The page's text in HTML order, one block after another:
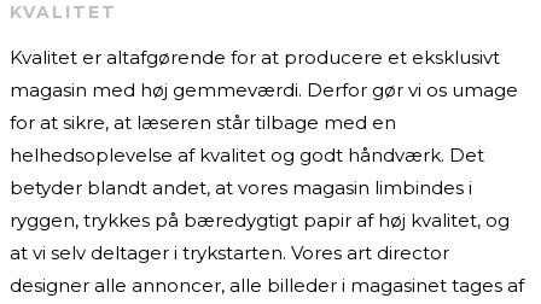
KVALITET
Kvalitet er altafgørende for at producere et eksklusivt
magasin med høj gemmeværdi. Derfor gør vi os umage
for at sikre, at læseren står tilbage med en
helhedsoplevelse af kvalitet og godt håndværk. Det
betyder blandt andet, at vores magasin limbindes i
ryggen, trykkes på bæredygtigt papir af høj kvalitet, og
at vi selv deltager i trykstarten. Vores art director
designer alle annoncer, alle billeder i magasinet tages af